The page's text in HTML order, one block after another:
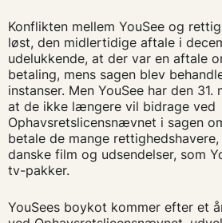
Konflikten mellem YouSee og
løst, den midlertidige aftale i
udelukkende, at der var en aftale
betaling, mens sagen blev
instanser. Men YouSee har den
at de ikke længere vil bidrage ved
Ophavsretslicensnævnet i sagen
betale de mange
danske film og udsendelser, som
tv-pakker.
YouSees boykot kommer efter et